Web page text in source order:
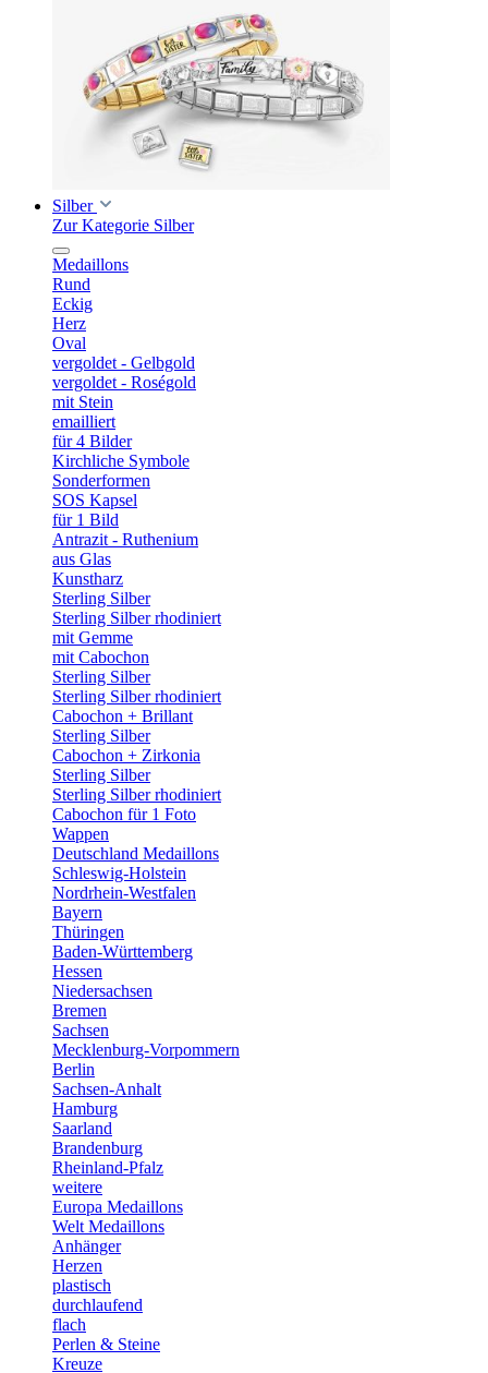
Silber
Zur Kategorie Silber
Medaillons
Rund
Eckig
Herz
Oval
vergoldet - Gelbgold
vergoldet - Roségold
mit Stein
emailliert
für 4 Bilder
Kirchliche Symbole
Sonderformen
SOS Kapsel
für 1 Bild
Antrazit - Ruthenium
aus Glas
Kunstharz
Sterling Silber
Sterling Silber rhodiniert
mit Gemme
mit Cabochon
Sterling Silber
Sterling Silber rhodiniert
Cabochon + Brillant
Sterling Silber
Cabochon + Zirkonia
Sterling Silber
Sterling Silber rhodiniert
Cabochon für 1 Foto
Wappen
Deutschland Medaillons
Schleswig-Holstein
Nordrhein-Westfalen
Bayern
Thüringen
Baden-Württemberg
Hessen
Niedersachsen
Bremen
Sachsen
Mecklenburg-Vorpommern
Berlin
Sachsen-Anhalt
Hamburg
Saarland
Brandenburg
Rheinland-Pfalz
weitere
Europa Medaillons
Welt Medaillons
Anhänger
Herzen
plastisch
durchlaufend
flach
Perlen & Steine
Kreuze